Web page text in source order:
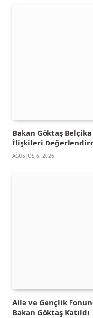
Bakan Göktaş
İlişkileri
AĞUSTOS 6, 2026
Aile ve Gençlik
Bakan Göktaş Katıldı